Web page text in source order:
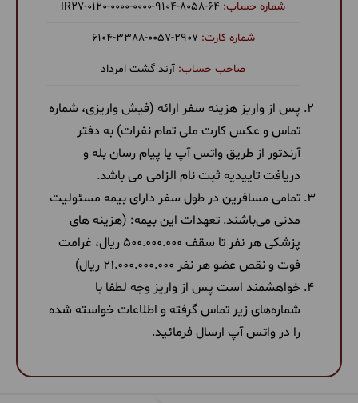
‎IR27-0120-0000-0000-9104-8058-64
6104-3388-0057-2907
آرند گشت امرداد
پس از واریز هزینه سفر ارائه (فیش واریزی، شماره
تماس و عکس کارت ملی تمام نفرات) به دفتر
آرندتور از طریق واتس آپ یا پیام رسان بله و
دریافت تاییدیه ثبت نام الزامی می باشد.
تمامی مسافرین در طول سفر دارای بیمه مسئولیت
مدنی می‌باشند. تعهدات این بیمه: (هزینه های
پزشکی هر نفر تا سقف 500.000.000 ریال، غرامت
فوت و نقص عضو هر نفر 21.000.000.000 ریال)
خواهشمند است پس از واریز وجه لطفا با
شماره‌های زیر تماس گرفته و اطلاعات خواسته شده
را در واتس آپ ارسال فرمائید.